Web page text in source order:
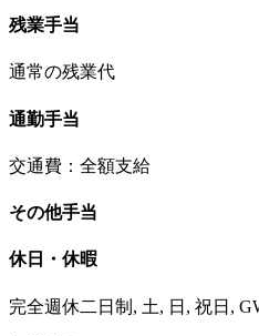
残業手当
通常の残業代
通勤手当
交通費：全額支給
その他手当
休日・休暇
完全週休二日制, 土, 日, 祝日,